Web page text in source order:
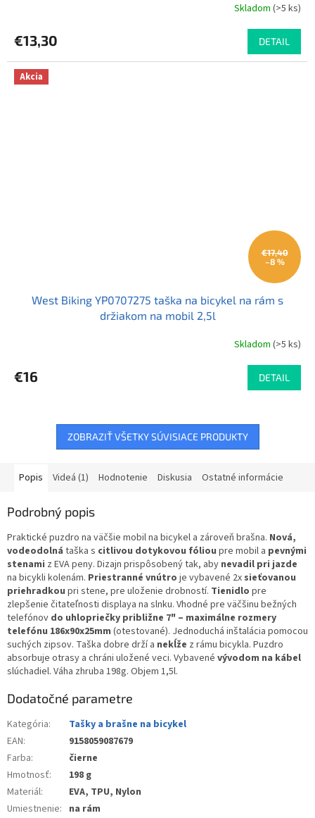
produktu
je
4,8
Skladom(>5 ks)
€13,30 DETAIL
Akcia
€17,40
–8 %
West Biking YP0707275 taška na bicykel na rám s
držiakom na mobil 2,5l
Skladom (>5 ks)
€16 DETAIL
ZOBRAZIŤ VŠETKY SÚVISIACE PRODUKTY
Popis Videá (1) Hodnotenie Diskusia Ostatné informácie
Podrobný popis
Praktické puzdro na väčšie mobil na bicykel a zároveň brašna. Nová,
vodeodolná taška s citlivou dotykovou fóliou pre mobil a pevnými
stenami z EVA peny. Dizajn prispôsobený tak, aby nevadil pri jazde
na bicykli kolenám. Priestranné vnútro je vybavené 2x sieťovanou
priehradkou pri stene, pre uloženie drobností. Tienidlo pre
zlepšenie čitateľnosti displaya na slnku. Vhodné pre väčšinu bežných
telefónov do uhlopriečky približne 7" – maximálne rozmery
telefónu 186x90x25mm (otestované). Jednoduchá inštalácia pomocou
suchých zipsov. Taška dobre drží a nekĺže z rámu bicykla. Puzdro
absorbuje otrasy a chráni uložené veci. Vybavené vývodom na kábel
slúchadiel. Váha zhruba 198g. Objem 1,5l.
Dodatočné parametre
Kategória:
Tašky a brašne na bicykel
EAN:
9158059087679
Farba:
čierne
Hmotnosť:
198 g
Materiál:
EVA, TPU, Nylon
Umiestnenie: na rám